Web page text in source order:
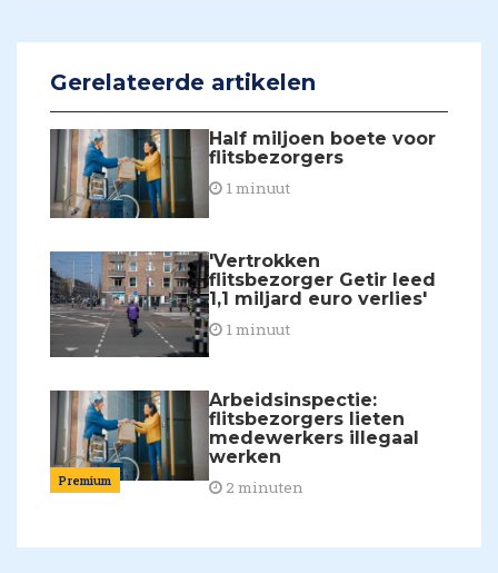
Gerelateerde artikelen
Half miljoen boete voor
flitsbezorgers
1 minuut
'Vertrokken
flitsbezorger Getir leed
1,1 miljard euro verlies'
1 minuut
Premium
Arbeidsinspectie:
flitsbezorgers lieten
medewerkers illegaal
werken
2 minuten